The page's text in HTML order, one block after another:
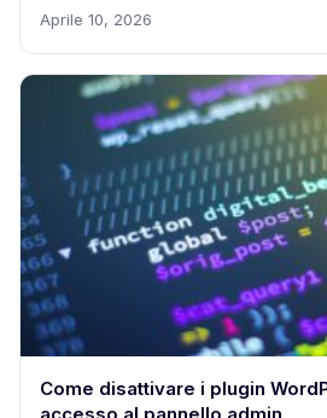
Aprile 10, 2026
Come disattivare i plugin